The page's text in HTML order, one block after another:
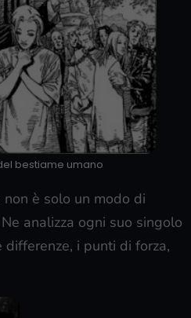
bestiame umano
è solo un modo di
Ne analizza ogni suo singolo
i punti di forza,